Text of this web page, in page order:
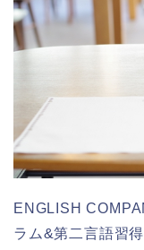
ENGLISH
ラム&第二言語習